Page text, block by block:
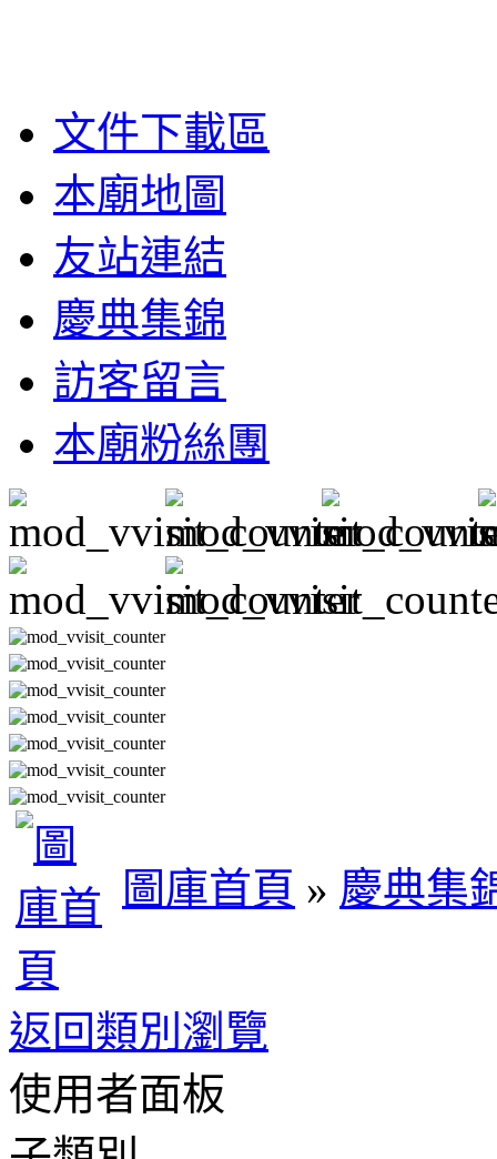
文件下載區
本廟地圖
友站連結
慶典集錦
訪客留言
本廟粉絲團
圖庫首頁 » 慶典集
返回類別瀏覽
使用者面板